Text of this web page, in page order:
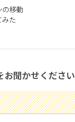
の移動
みた
お聞かせください